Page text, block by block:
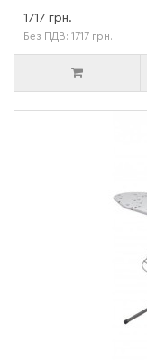
1717 грн.
Без ПДВ: 1717 грн.